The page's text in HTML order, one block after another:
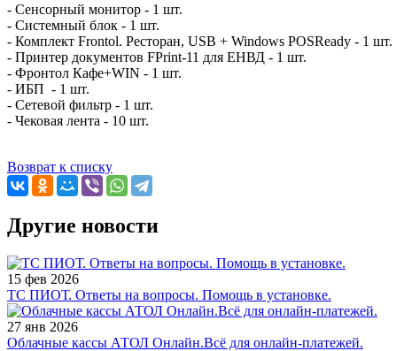
- Сенсорный монитор - 1 шт.
- Системный блок - 1 шт.
- Комплект Frontol. Ресторан, USB + Windows POSReady - 1 шт.
- Принтер документов FPrint-11 для ЕНВД - 1 шт.
- Фронтол Кафе+WIN - 1 шт.
- ИБП - 1 шт.
- Сетевой фильтр - 1 шт.
- Чековая лента - 10 шт.
Возврат к списку
Другие новости
15 фев 2026
ТС ПИОТ. Ответы на вопросы. Помощь в установке.
27 янв 2026
Облачные кассы АТОЛ Онлайн.Всё для онлайн-платежей.